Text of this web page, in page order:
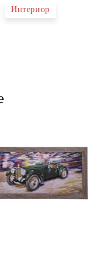
ден.
Интериор